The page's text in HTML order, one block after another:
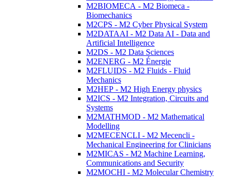
M2BIOMECA - M2 Biomeca -
Biomechanics
M2CPS - M2 Cyber Physical System
M2DATAAI - M2 Data AI - Data and
Artificial Intelligence
M2DS - M2 Data Sciences
M2ENERG - M2 Énergie
M2FLUIDS - M2 Fluids - Fluid
Mechanics
M2HEP - M2 High Energy physics
M2ICS - M2 Integration, Circuits and
Systems
M2MATHMOD - M2 Mathematical
Modelling
M2MECENCLI - M2 Mecencli -
Mechanical Engineering for Clinicians
M2MICAS - M2 Machine Learning,
Communications and Security
M2MOCHI - M2 Molecular Chemistry